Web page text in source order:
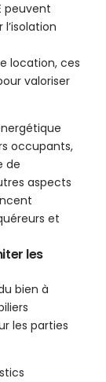
peuvent
location, ces
valoriser
occupants,
de
aspects
et
les
bien à
les parties